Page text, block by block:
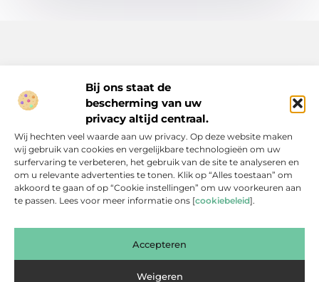
Bij ons staat de
bescherming van uw
privacy altijd centraal.
Wij hechten veel waarde aan uw privacy. Op deze website maken
wij gebruik van cookies en vergelijkbare technologieën om uw
surfervaring te verbeteren, het gebruik van de site te analyseren en
om u relevante advertenties te tonen. Klik op “Alles toestaan” om
akkoord te gaan of op “Cookie instellingen” om uw voorkeuren aan
te passen. Lees voor meer informatie ons [cookiebeleid].
Accepteren
Weigeren
Inspiratie, tips en verhalen voor elk moment.
Ontdek een breed scala aan artikelen en blogs die je dagelijks
leven verrijken, van praktische adviezen tot boeiende verhalen.
Bericht categorie
Onze informatie